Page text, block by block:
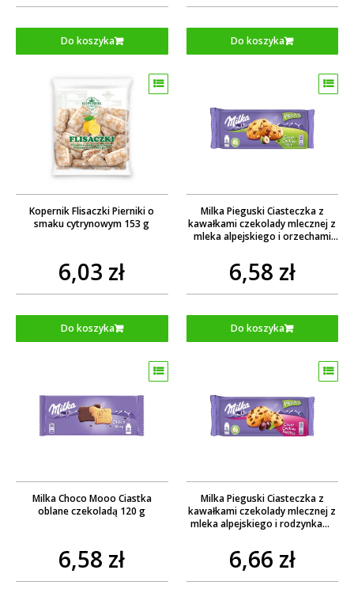
Do koszyka Do koszyka
Kopernik Flisaczki Pierniki o
smaku cytrynowym 153 g
6,03 zł
Do koszyka
Milka Pieguski Ciasteczka z
kawałkami czekolady mlecznej z
mleka alpejskiego i orzechami
6,58 zł
Do koszyka
Milka Choco Mooo Ciastka
oblane czekoladą 120 g
6,58 zł
Milka Pieguski Ciasteczka z
kawałkami czekolady mlecznej z
mleka alpejskiego i rodzynkami
6,66 zł